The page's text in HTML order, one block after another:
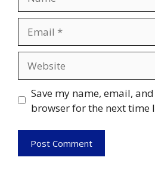
Save my name, email,
browser for the next time